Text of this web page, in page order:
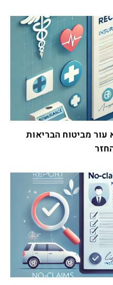
מביטוח הבריאות